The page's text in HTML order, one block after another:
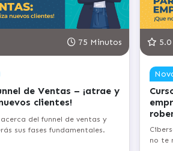
90 Minutos
Novato
Punto de equilibrio
– alcanza el umbral de
los aspectos fundamentales